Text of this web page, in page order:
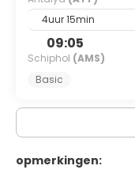
4uur 15min
09:05
Schiphol (AMS)
Basic
opmerkingen: